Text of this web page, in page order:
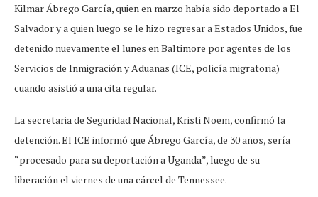
Kilmar Ábrego García, quien en marzo había sido deportado a El
Salvador y a quien luego se le hizo regresar a Estados Unidos, fue
detenido nuevamente el lunes en Baltimore por agentes de los
Servicios de Inmigración y Aduanas (ICE, policía migratoria)
cuando asistió a una cita regular.
La secretaria de Seguridad Nacional, Kristi Noem, confirmó la
detención. El ICE informó que Ábrego García, de 30 años, sería
“procesado para su deportación a Uganda”, luego de su
liberación el viernes de una cárcel de Tennessee.